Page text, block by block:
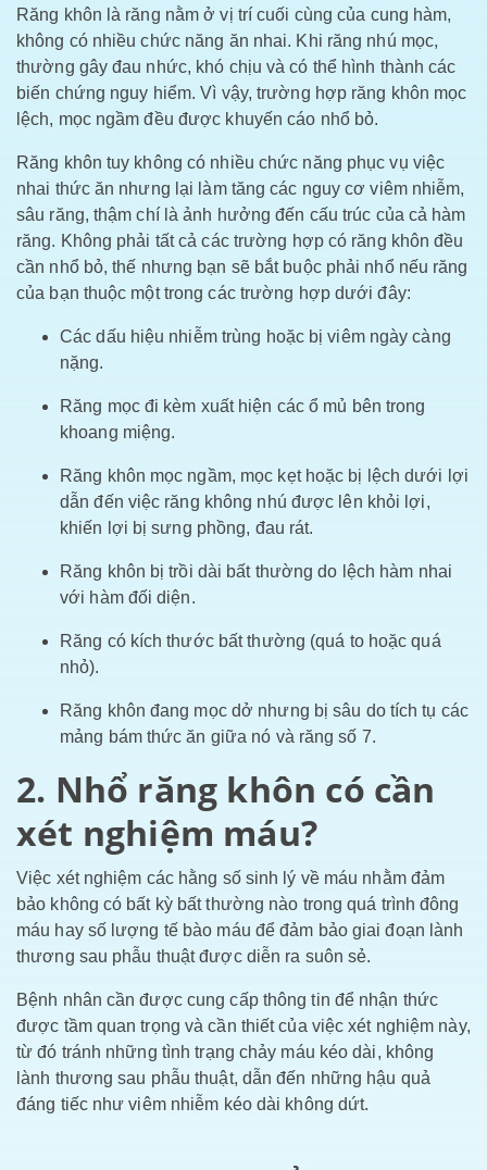
Răng khôn là răng nằm ở vị trí cuối cùng của cung hàm,
không có nhiều chức năng ăn nhai. Khi răng nhú mọc,
thường gây đau nhức, khó chịu và có thể hình thành các
biến chứng nguy hiểm. Vì vậy, trường hợp răng khôn mọc
lệch, mọc ngầm đều được khuyến cáo nhổ bỏ.
Răng khôn tuy không có nhiều chức năng phục vụ việc
nhai thức ăn nhưng lại làm tăng các nguy cơ viêm nhiễm,
sâu răng, thậm chí là ảnh hưởng đến cấu trúc của cả hàm
răng. Không phải tất cả các trường hợp có răng khôn đều
cần nhổ bỏ, thế nhưng bạn sẽ bắt buộc phải nhổ nếu răng
của bạn thuộc một trong các trường hợp dưới đây:
Các dấu hiệu nhiễm trùng hoặc bị viêm ngày càng
nặng.
Răng mọc đi kèm xuất hiện các ổ mủ bên trong
khoang miệng.
Răng khôn mọc ngầm, mọc kẹt hoặc bị lệch dưới lợi
dẫn đến việc răng không nhú được lên khỏi lợi,
khiến lợi bị sưng phồng, đau rát.
Răng khôn bị trồi dài bất thường do lệch hàm nhai
với hàm đối diện.
Răng có kích thước bất thường (quá to hoặc quá
nhỏ).
Răng khôn đang mọc dở nhưng bị sâu do tích tụ các
mảng bám thức ăn giữa nó và răng số 7.
2. Nhổ răng khôn có cần
xét nghiệm máu?
Việc xét nghiệm các hằng số sinh lý về máu nhằm đảm
bảo không có bất kỳ bất thường nào trong quá trình đông
máu hay số lượng tế bào máu để đảm bảo giai đoạn lành
thương sau phẫu thuật được diễn ra suôn sẻ.
Bệnh nhân cần được cung cấp thông tin để nhận thức
được tầm quan trọng và cần thiết của việc xét nghiệm này,
từ đó tránh những tình trạng chảy máu kéo dài, không
lành thương sau phẫu thuật, dẫn đến những hậu quả
đáng tiếc như viêm nhiễm kéo dài không dứt.